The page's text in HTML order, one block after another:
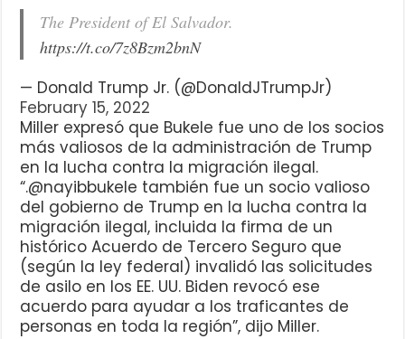
The President of El Salvador.
https://t.co/7z8Bzm2bnN
— Donald Trump Jr. (@DonaldJTrumpJr)
February 15, 2022
Miller expresó que Bukele fue uno de los socios
más valiosos de la administración de Trump
en la lucha contra la migración ilegal.
“.@nayibbukele también fue un socio valioso
del gobierno de Trump en la lucha contra la
migración ilegal, incluida la firma de un
histórico Acuerdo de Tercero Seguro que
(según la ley federal) invalidó las solicitudes
de asilo en los EE. UU. Biden revocó ese
acuerdo para ayudar a los traficantes de
personas en toda la región”, dijo Miller.